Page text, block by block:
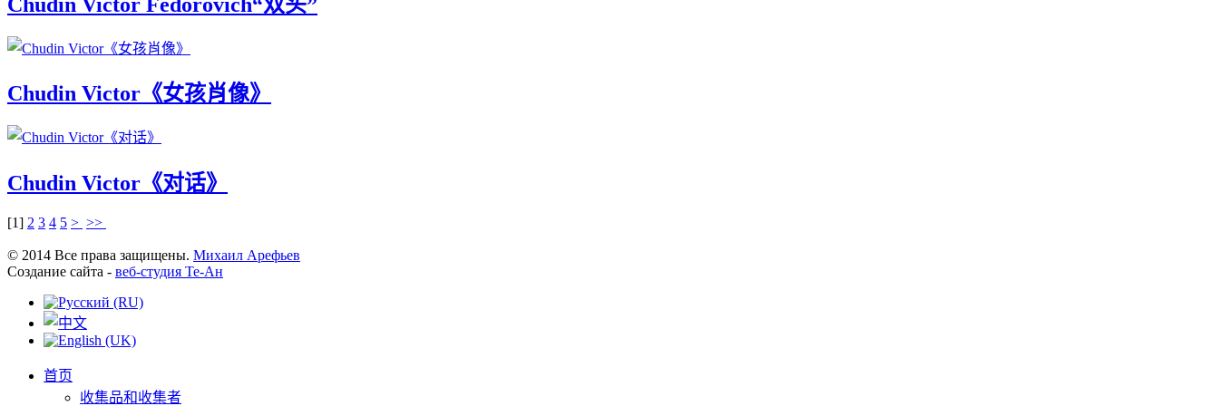
Chudin Victor《女孩肖像》
Chudin Victor《对话》
[1] 2 3 4 5 > >>
© 2014 Все права защищены. Михаил Арефьев
Создание сайта - веб-студия Те-Ан
首页
收集品和收集者